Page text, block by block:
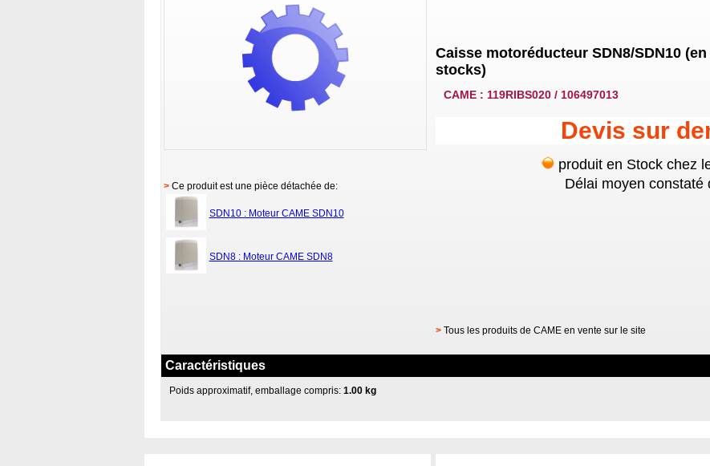
>Ce produit est une pièce détachée de:
SDN10 : Moteur CAME SDN10
SDN8 : Moteur CAME SDN8
Caisse motoréducteur SDN8/SDN10
stocks)
CAME : 119RIBS020 / 106497013
Devis sur
produit en Stock chez
Délai moyen constaté
> Tous les produits de CAME en vente sur le site
Caractéristiques
Poids approximatif, emballage compris:1.00 kg